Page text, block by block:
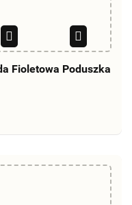
Fioletowa Poduszka